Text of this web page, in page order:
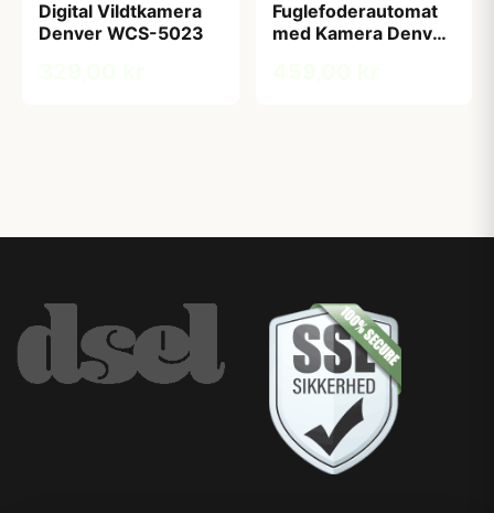
Digital Vildtkamera
Denver WCS-5023
Fuglefoderautomat
med Kamera Denver